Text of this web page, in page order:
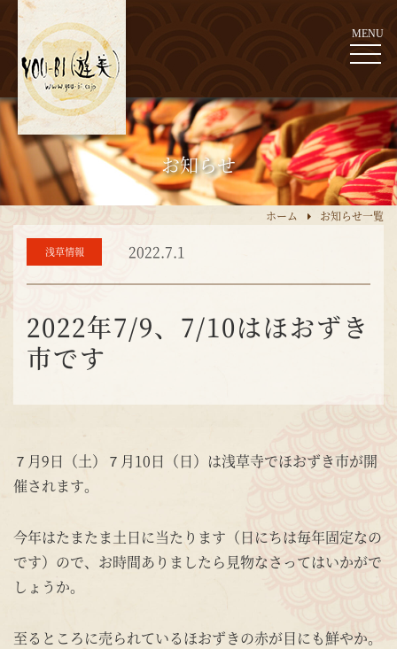
MENU
お知らせ
ホーム お知らせ一覧
浅草情報 2022.7.1
2022年7/9、7/10はほおずき
市です
７月9日（土）７月10日（日）は浅草寺でほおずき市が開
催されます。
今年はたまたま土日に当たります（日にちは毎年固定なの
です）ので、お時間ありましたら見物なさってはいかがで
しょうか。
至るところに売られているほおずきの赤が目にも鮮やか。